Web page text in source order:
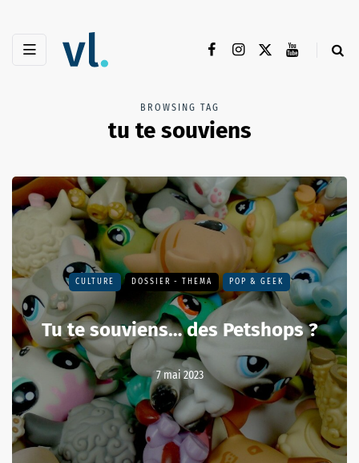
BROWSING TAG
tu te souviens
CULTURE DOSSIER - THEMA POP & GEEK
Tu te souviens… des Petshops ?
7 mai 2023